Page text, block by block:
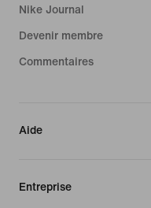
Nike Journal
Devenir membre
Commentaires
Aide
Entreprise